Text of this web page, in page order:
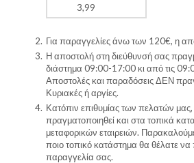
3,99
Για παραγγελίες άνω των 120€, η
Η αποστολή στη διεύθυνσή σας
διάστημα 09:00-17:00 κι από τις
Αποστολές και παραδόσεις ΔΕΝ
Κυριακές ή αργίες.
Κατόπιν επιθυμίας των πελατών
πραγματοποιηθεί και στα τοπικά
μεταφορικών εταιρειών.
ποιο τοπικό κατάστημα θα θέλατε
παραγγελία σας.